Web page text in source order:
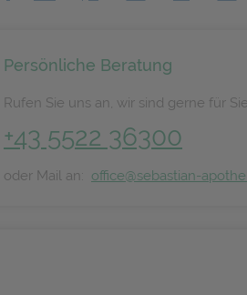
Persönliche Beratung
Rufen Sie uns an, wir sind gerne für
+43 5522 36300
oder Mail an: office@sebastian-